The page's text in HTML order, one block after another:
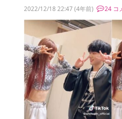
2022/12/18 22:47(4年前) 24 コ